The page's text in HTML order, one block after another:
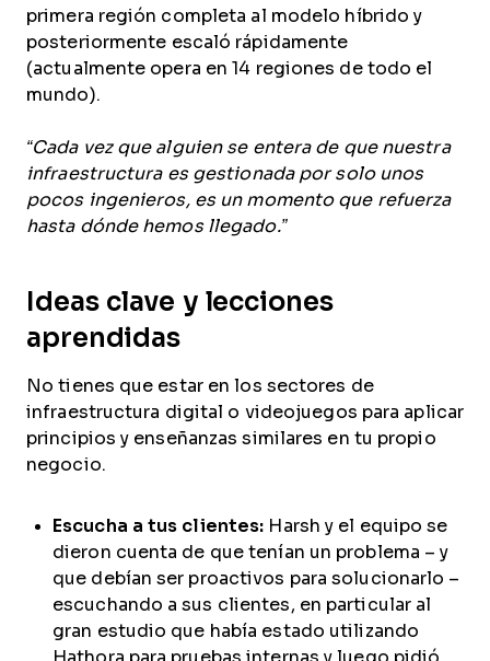
primera región completa al modelo híbrido y
posteriormente escaló rápidamente
(actualmente opera en 14 regiones de todo el
mundo).
“Cada vez que alguien se entera de que nuestra
infraestructura es gestionada por solo unos
pocos ingenieros, es un momento que refuerza
hasta dónde hemos llegado.”
Ideas clave y lecciones
aprendidas
No tienes que estar en los sectores de
infraestructura digital o videojuegos para aplicar
principios y enseñanzas similares en tu propio
negocio.
Escucha a tus clientes: Harsh y el equipo se
dieron cuenta de que tenían un problema – y
que debían ser proactivos para solucionarlo –
escuchando a sus clientes, en particular al
gran estudio que había estado utilizando
Hathora para pruebas internas y luego pidió